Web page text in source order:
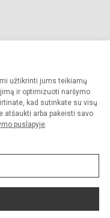
užtikrinti jums teikiamų
ir optimizuoti naršymo
kad sutinkate su visų
atšaukti arba pakeisti savo
puslapyje.
teisės saugomos.
griežtai draudžiama.
valdymas